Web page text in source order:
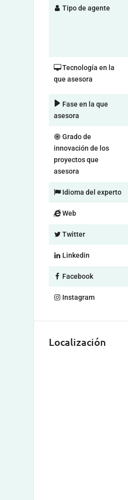
Tipo de agente
Tecnología en la
que asesora
Fase en la que
asesora
Grado de
innovación de los
proyectos que
asesora
Idioma del experto
Web
Twitter
Linkedin
Facebook
Instagram
Localización